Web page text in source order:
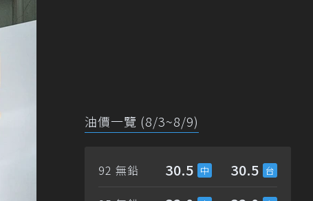
油價一覽 (8/3~8/9)
92 無鉛 30.5 30.5